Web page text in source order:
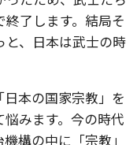
了します。結局そ
、日本は武士の時
本の国家宗教」を
みます。今の時代
構の中に「宗教」